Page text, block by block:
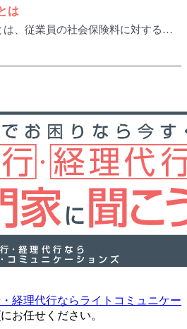
は
は、従業員の社会保険料に対する…
経理代行ならライトコミュニケー
にお任せください。